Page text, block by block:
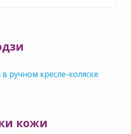
ручном кресле-коляске
кожи